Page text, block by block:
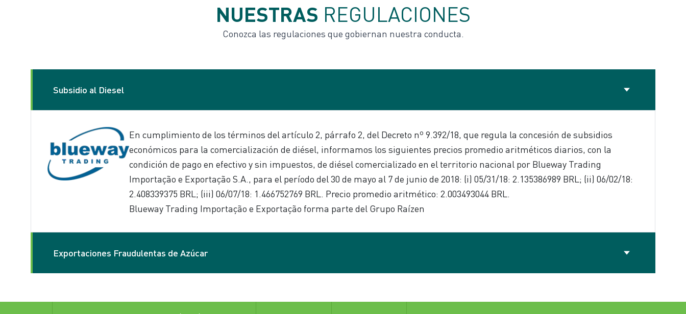
NUESTRAS REGULACIONES
Conozca las regulaciones que gobiernan nuestra conducta.
Subsidio al Diesel
En cumplimiento de los términos del artículo 2, párrafo 2, del Decreto nº 9.392/18, que regula la concesión de subsidios
económicos para la comercialización de diésel, informamos los siguientes precios promedio aritméticos diarios, con la
condición de pago en efectivo y sin impuestos, de diésel comercializado en el territorio nacional por Blueway Trading
Importação e Exportação S.A., para el período del 30 de mayo al 7 de junio de 2018: (i) 05/31/18: 2.135386989 BRL; (ii) 06/02/18:
2.408339375 BRL; (iii) 06/07/18: 1.466752769 BRL. Precio promedio aritmético: 2.003493044 BRL.
Blueway Trading Importação e Exportação forma parte del Grupo Raízen
Exportaciones Fraudulentas de Azúcar